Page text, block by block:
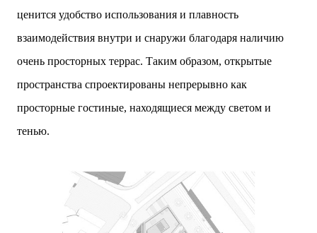
ценится удобство использования и плавность
взаимодействия внутри и снаружи благодаря наличию
очень просторных террас. Таким образом, открытые
пространства спроектированы непрерывно как
просторные гостиные, находящиеся между светом и
тенью.